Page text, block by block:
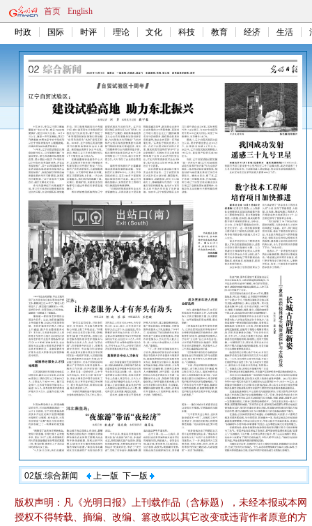
首页 English
时政 国际 时评 理论 文化 科技 教育 经济 生活
02版:综合新闻 上一版 下一版
版权声明：凡《光明日报》上刊载作品（含标题），未经本报或本网
授权不得转载、摘编、改编、篡改或以其它改变或违背作者原意的方